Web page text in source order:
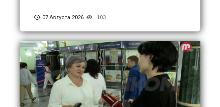
07 Августа 2026 103